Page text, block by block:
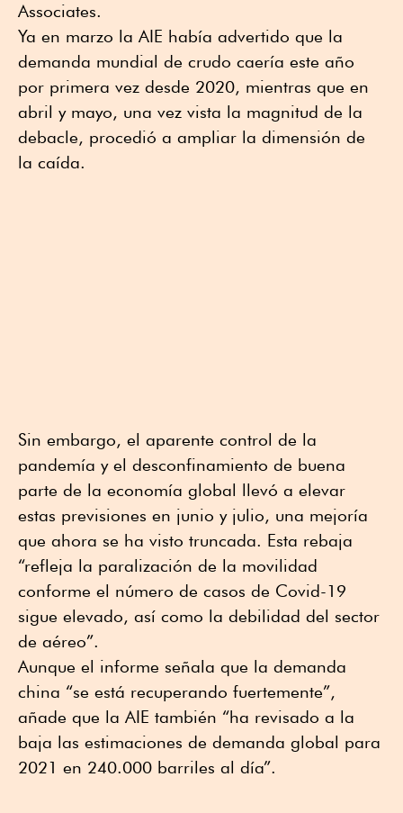
Associates.
Ya en marzo la AIE había advertido que la
demanda mundial de crudo caería este año
por primera vez desde 2020, mientras que en
abril y mayo, una vez vista la magnitud de la
debacle, procedió a ampliar la dimensión de
la caída.
Sin embargo, el aparente control de la
pandemía y el desconfinamiento de buena
parte de la economía global llevó a elevar
estas previsiones en junio y julio, una mejoría
que ahora se ha visto truncada. Esta rebaja
“refleja la paralización de la movilidad
conforme el número de casos de Covid-19
sigue elevado, así como la debilidad del sector
de aéreo”.
Aunque el informe señala que la demanda
china “se está recuperando fuertemente”,
añade que la AIE también “ha revisado a la
baja las estimaciones de demanda global para
2021 en 240.000 barriles al día”.